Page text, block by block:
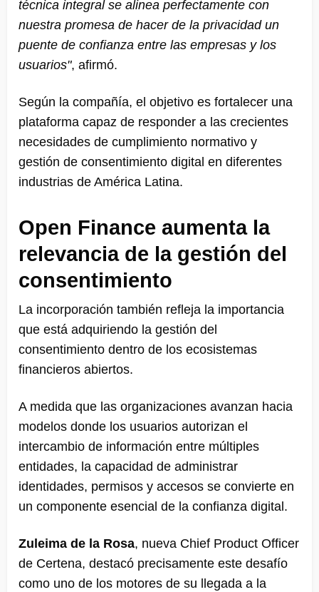
técnica integral se alinea perfectamente con
nuestra promesa de hacer de la privacidad un
puente de confianza entre las empresas y los
usuarios", afirmó.
Según la compañía, el objetivo es fortalecer una
plataforma capaz de responder a las crecientes
necesidades de cumplimiento normativo y
gestión de consentimiento digital en diferentes
industrias de América Latina.
Open Finance aumenta la
relevancia de la gestión del
consentimiento
La incorporación también refleja la importancia
que está adquiriendo la gestión del
consentimiento dentro de los ecosistemas
financieros abiertos.
A medida que las organizaciones avanzan hacia
modelos donde los usuarios autorizan el
intercambio de información entre múltiples
entidades, la capacidad de administrar
identidades, permisos y accesos se convierte en
un componente esencial de la confianza digital.
Zuleima de la Rosa, nueva Chief Product Officer
de Certena, destacó precisamente este desafío
como uno de los motores de su llegada a la